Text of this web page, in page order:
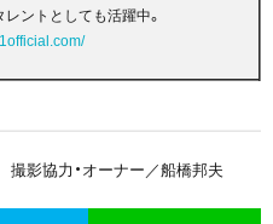
レントとしても活躍中。
協力・オーナー／船橋邦夫